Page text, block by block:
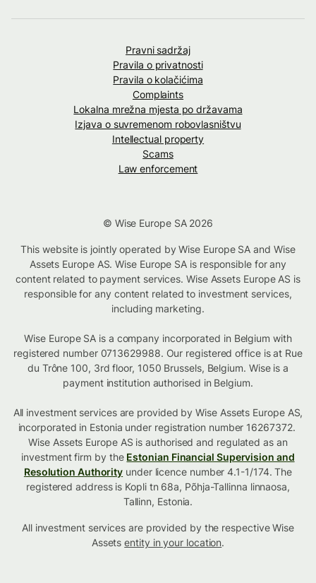
Pravni sadržaj
Pravila o privatnosti
Pravila o kolačićima
Complaints
Lokalna mrežna mjesta po državama
Izjava o suvremenom robovlasništvu
Intellectual property
Scams
Law enforcement
© Wise Europe SA 2026
This website is jointly operated by Wise Europe SA and Wise
Assets Europe AS. Wise Europe SA is responsible for any
content related to payment services. Wise Assets Europe AS is
responsible for any content related to investment services,
including marketing.
Wise Europe SA is a company incorporated in Belgium with
registered number 0713629988. Our registered office is at Rue
du Trône 100, 3rd floor, 1050 Brussels, Belgium. Wise is a
payment institution authorised in Belgium.
All investment services are provided by Wise Assets Europe AS,
incorporated in Estonia under registration number 16267372.
Wise Assets Europe AS is authorised and regulated as an
investment firm by the Estonian Financial Supervision and
Resolution Authority under licence number 4.1-1/174. The
registered address is Kopli tn 68a, Põhja-Tallinna linnaosa,
Tallinn, Estonia.
All investment services are provided by the respective Wise
Assetsentity in your location.